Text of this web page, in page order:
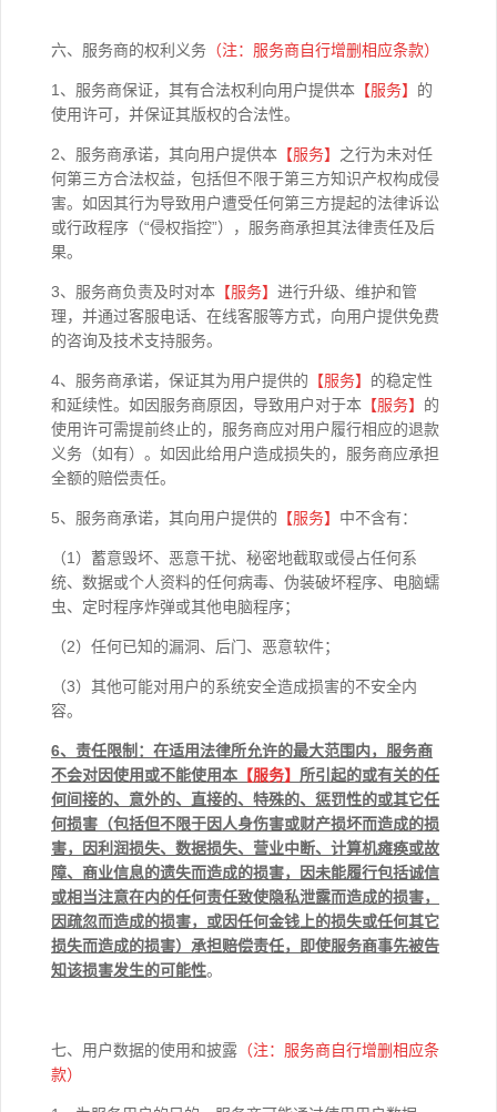
六、服务商的权利义务 （注：服务商自行增删相应条款）
1、服务商保证，其有合法权利向用户提供本 【服务】 的
使用许可，并保证其版权的合法性。
2、服务商承诺，其向用户提供本 【服务】 之行为未对任
何第三方合法权益，包括但不限于第三方知识产权构成侵
害。如因其行为导致用户遭受任何第三方提起的法律诉讼
或行政程序（“侵权指控”），服务商承担其法律责任及后
果。
3、服务商负责及时对本 【服务】 进行升级、维护和管
理，并通过客服电话、在线客服等方式，向用户提供免费
的咨询及技术支持服务。
4、服务商承诺，保证其为用户提供的 【服务】 的稳定性
和延续性。如因服务商原因，导致用户对于本 【服务】 的
使用许可需提前终止的，服务商应对用户履行相应的退款
义务（如有）。如因此给用户造成损失的，服务商应承担
全额的赔偿责任。
5、服务商承诺，其向用户提供的 【服务】 中不含有：
（1）蓄意毁坏、恶意干扰、秘密地截取或侵占任何系
统、数据或个人资料的任何病毒、伪装破坏程序、电脑蠕
虫、定时程序炸弹或其他电脑程序；
（2）任何已知的漏洞、后门、恶意软件；
（3）其他可能对用户的系统安全造成损害的不安全内
容。
6、责任限制：在适用法律所允许的最大范围内，服务商
不会对因使用或不能使用本 【服务】 所引起的或有关的任
何间接的、意外的、直接的、特殊的、惩罚性的或其它任
何损害（包括但不限于因人身伤害或财产损坏而造成的损
害，因利润损失、数据损失、营业中断、计算机瘫痪或故
障、商业信息的遗失而造成的损害，因未能履行包括诚信
或相当注意在内的任何责任致使隐私泄露而造成的损害，
因疏忽而造成的损害，或因任何金钱上的损失或任何其它
损失而造成的损害）承担赔偿责任，即使服务商事先被告
知该损害发生的可能性。
七、用户数据的使用和披露 （注：服务商自行增删相应条
款）